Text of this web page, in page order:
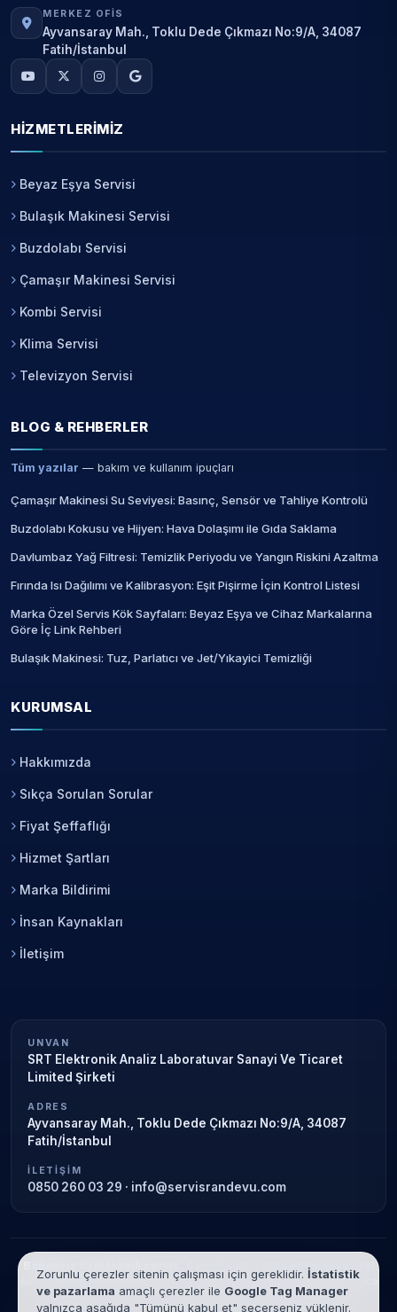
MERKEZ OFIS
Ayvansaray Mah., Toklu Dede Çıkmazı No:9/A, 34087
Fatih/İstanbul
HIZMETLERIMIZ
Beyaz Eşya Servisi
Bulaşık Makinesi Servisi
Buzdolabı Servisi
Çamaşır Makinesi Servisi
Kombi Servisi
Klima Servisi
Televizyon Servisi
BLOG & REHBERLER
Tüm yazılar — bakım ve kullanım ipuçları
Çamaşır Makinesi Su Seviyesi: Basınç, Sensör ve Tahliye Kontrolü
Buzdolabı Kokusu ve Hijyen: Hava Dolaşımı ile Gıda Saklama
Davlumbaz Yağ Filtresi: Temizlik Periyodu ve Yangın Riskini Azaltma
Fırında Isı Dağılımı ve Kalibrasyon: Eşit Pişirme İçin Kontrol Listesi
Marka Özel Servis Kök Sayfaları: Beyaz Eşya ve Cihaz Markalarına
Göre İç Link Rehberi
Bulaşık Makinesi: Tuz, Parlatıcı ve Jet/Yıkayici Temizliği
KURUMSAL
Hakkımızda
Sıkça Sorulan Sorular
Fiyat Şeffaflığı
Hizmet Şartları
Marka Bildirimi
İnsan Kaynakları
İletişim
UNVAN
SRT Elektronik Analiz Laboratuvar Sanayi Ve Ticaret
Limited Şirketi
ADRES
Ayvansaray Mah., Toklu Dede Çıkmazı No:9/A, 34087
Fatih/İstanbul
İLETIŞIM
0850 260 03 29 · info@servisrandevu.com
Garanti süresi sona ermiş veya özel
servis kapsamındaki cihazlar için hizmet verilir. Marka adları yalnızca
tanımlama amaçlıdır; yetkili servis ilişkisi bulunmamaktadır.
Zorunlu çerezler sitenin çalışması için gereklidir. İstatistik
ve pazarlama amaçlı çerezler ile Google Tag Manager
yalnızca aşağıda "Tümünü kabul et" seçerseniz yüklenir.